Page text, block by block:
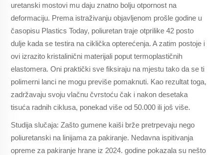
uretanski mostovi mu daju znatno bolju otpornost na
deformaciju. Prema istraživanju objavljenom prošle godine u
časopisu Plastics Today, poliuretan traje otprilike 42 posto
dulje kada se testira na ciklička opterećenja. A zatim postoje i
ovi izrazito kristalinični materijali poput termoplastičnih
elastomera. Oni praktički sve fiksiraju na mjestu tako da se ti
polimerni lanci ne mogu previše pomaknuti. Kao rezultat toga,
zadržavaju svoju vlačnu čvrstoću čak i nakon desetaka
tisuća radnih ciklusa, ponekad više od 50.000 ili još više.
Studija slučaja: Zašto gumene kaiši brže pretrpevaju nego
poliuretanski na linijama za pakiranje. Nedavna ispitivanja
opreme za pakiranje hrane iz 2024. godine pokazala su nešto